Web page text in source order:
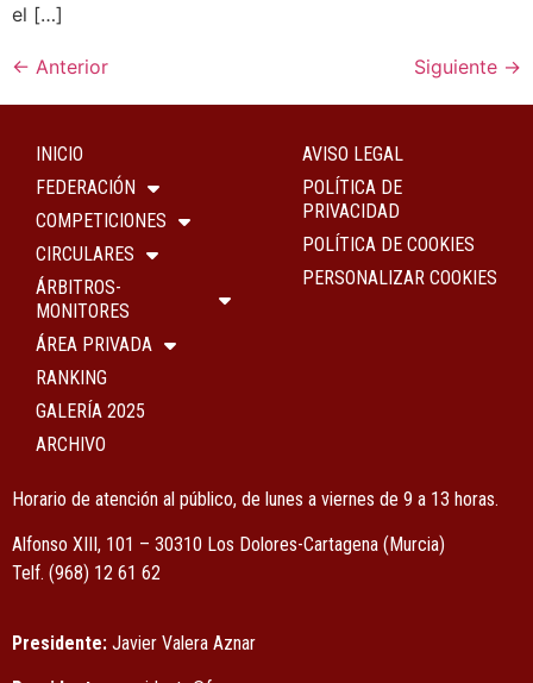
el […]
← Anterior Siguiente →
INICIO
FEDERACIÓN
COMPETICIONES
CIRCULARES
ÁRBITROS-
MONITORES
ÁREA PRIVADA
RANKING
GALERÍA 2025
ARCHIVO
AVISO LEGAL
POLÍTICA DE
PRIVACIDAD
POLÍTICA DE COOKIES
PERSONALIZAR COOKIES
Horario de atención al público, de lunes a viernes de 9 a 13 horas.
Alfonso XIII, 101 – 30310 Los Dolores-Cartagena (Murcia)
Tel f. (968) 12 61 62
Presidente: Javier Valera Aznar